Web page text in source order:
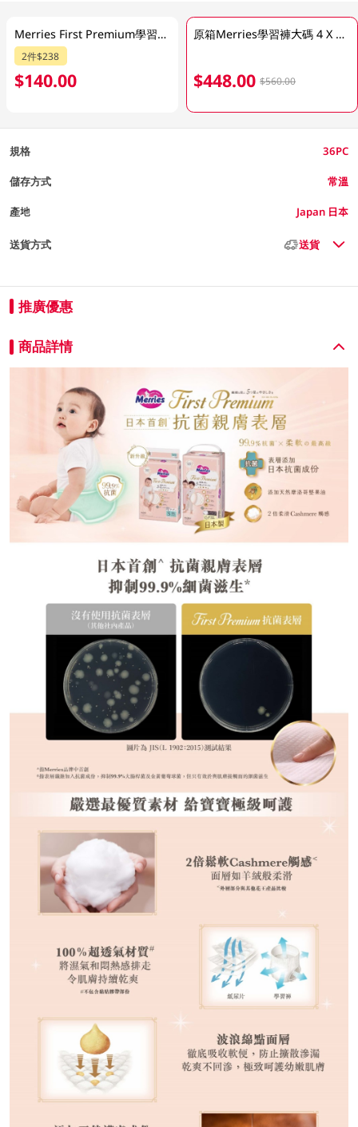
Merries First Premium學習褲 (大碼) 36PC
2件$238
$140.00
原箱Merries學習褲大碼 4 X 36PC
$448.00 $560.00
規格 36PC
儲存方式 常溫
產地 Japan 日本
送貨方式 送貨
推廣優惠
商品詳情